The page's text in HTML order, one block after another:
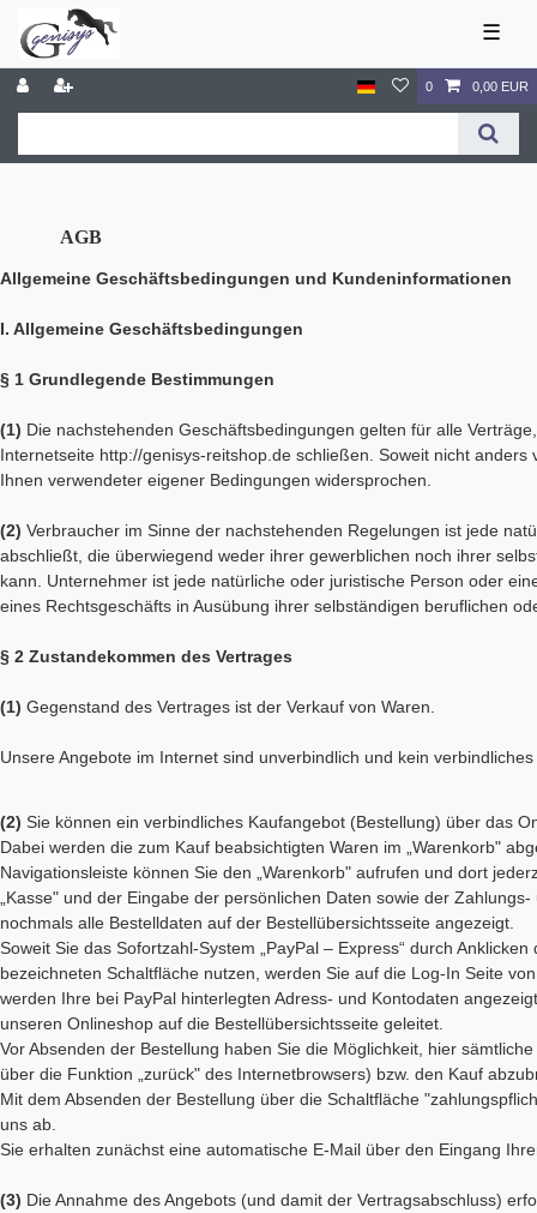
☰
0 0,00 EUR
AGB
Allgemeine Geschäftsbedingungen und Kundeninformationen
I. Allgemeine Geschäftsbedingungen
§ 1 Grundlegende Bestimmungen
(1) Die nachstehenden Geschäftsbedingungen gelten für alle
Internetseite http://genisys-reitshop.de schließen. Soweit nicht
Ihnen verwendeter eigener Bedingungen widersprochen.
(2) Verbraucher im Sinne der nachstehenden Regelungen ist jede
abschließt, die überwiegend weder ihrer gewerblichen noch ihrer
kann. Unternehmer ist jede natürliche oder juristische Person oder
eines Rechtsgeschäfts in Ausübung ihrer selbständigen beruflichen
§ 2 Zustandekommen des Vertrages
(1) Gegenstand des Vertrages ist der Verkauf von Waren.
Unsere Angebote im Internet sind unverbindlich und kein
(2) Sie können ein verbindliches Kaufangebot (Bestellung) über das
Dabei werden die zum Kauf beabsichtigten Waren im „Warenkorb"
Navigationsleiste können Sie den „Warenkorb" aufrufen und dort
„Kasse" und der Eingabe der persönlichen Daten sowie der
nochmals alle Bestelldaten auf der Bestellübersichtsseite angezeigt.
Soweit Sie das Sofortzahl-System „PayPal – Express“ durch
bezeichneten Schaltfläche nutzen, werden Sie auf die Log-In Seite
werden Ihre bei PayPal hinterlegten Adress- und Kontodaten
unseren Onlineshop auf die Bestellübersichtsseite geleitet.
Vor Absenden der Bestellung haben Sie die Möglichkeit, hier
über die Funktion „zurück" des Internetbrowsers) bzw. den Kauf
Mit dem Absenden der Bestellung über die Schaltfläche
uns ab.
Sie erhalten zunächst eine automatische E-Mail über den Eingang
(3) Die Annahme des Angebots (und damit der Vertragsabschluss)